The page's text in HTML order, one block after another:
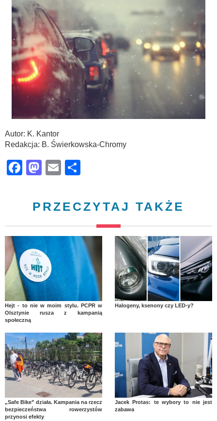
Autor: K. Kantor
Redakcja: B. Świerkowska-Chromy
Facebook
Mastodon
Email
PRZECZYTAJ TAKŻE
Hejt - to nie w moim stylu. PCPR w
Olsztynie rusza z kampanią
społeczną
Halogeny, ksenony czy LED-y?
„Safe Bike” działa. Kampania na rzecz
bezpieczeństwa rowerzystów
przynosi efekty
Jacek Protas: te wybory to nie jest
zabawa